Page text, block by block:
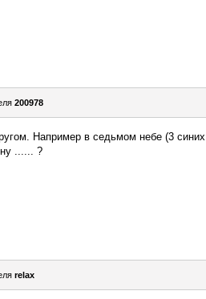
200978
Например в седьмом небе (3 синих
...... ?
relax